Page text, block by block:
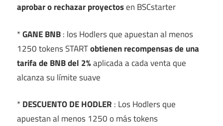
aprobar o rechazar proyectosen BSCstarter
*GANE BNB: los Hodlers que apuestan al menos
1250 tokens STARTobtienen recompensas de una
tarifa de BNB del 2%aplicada a cada venta que
alcanza su límite suave
*DESCUENTO DE HODLER : Los Hodlers que
apuestan al menos 1250 o más tokens